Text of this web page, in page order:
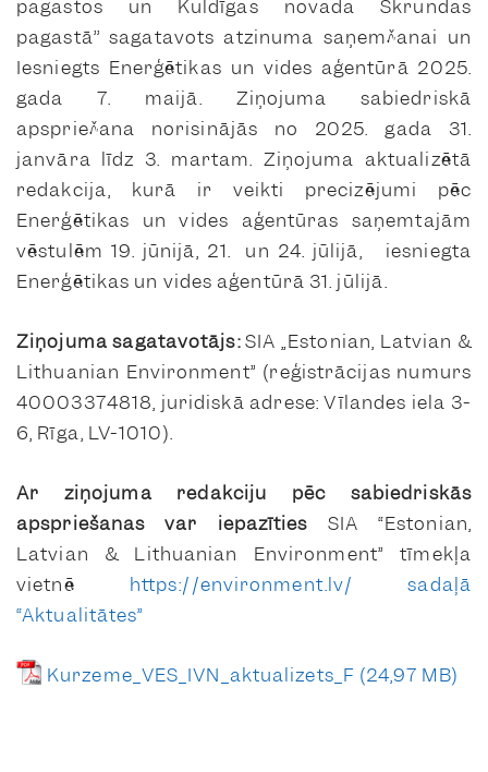
pagastos un Kuldīgas novada Skrundas
pagastā’’ sagatavots atzinuma saņemšanai un
Iesniegts Enerģētikas un vides aģentūrā 2025.
gada 7. maijā. Ziņojuma sabiedriskā
apspriešana norisinājās no 2025. gada 31.
janvāra līdz 3. martam. Ziņojuma aktualizētā
redakcija, kurā ir veikti precizējumi pēc
Enerģētikas un vides aģentūras saņemtajām
vēstulēm 19. jūnijā, 21. un 24. jūlijā, iesniegta
Enerģētikas un vides aģentūrā 31. jūlijā.
Ziņojuma sagatavotājs:SIA „Estonian, Latvian &
Lithuanian Environment” (reģistrācijas numurs
40003374818, juridiskā adrese: Vīlandes iela 3-
6, Rīga, LV-1010).
Ar ziņojuma redakciju pēc sabiedriskās
apspriešanas var iepazīties SIA “Estonian,
Latvian & Lithuanian Environment” tīmekļa
vietnē https://environment.lv/ sadaļā
“Aktualitātes”
Kurzeme_VES_IVN_aktualizets_F